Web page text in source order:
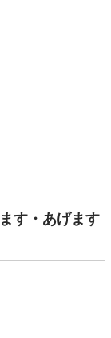
す・あげます